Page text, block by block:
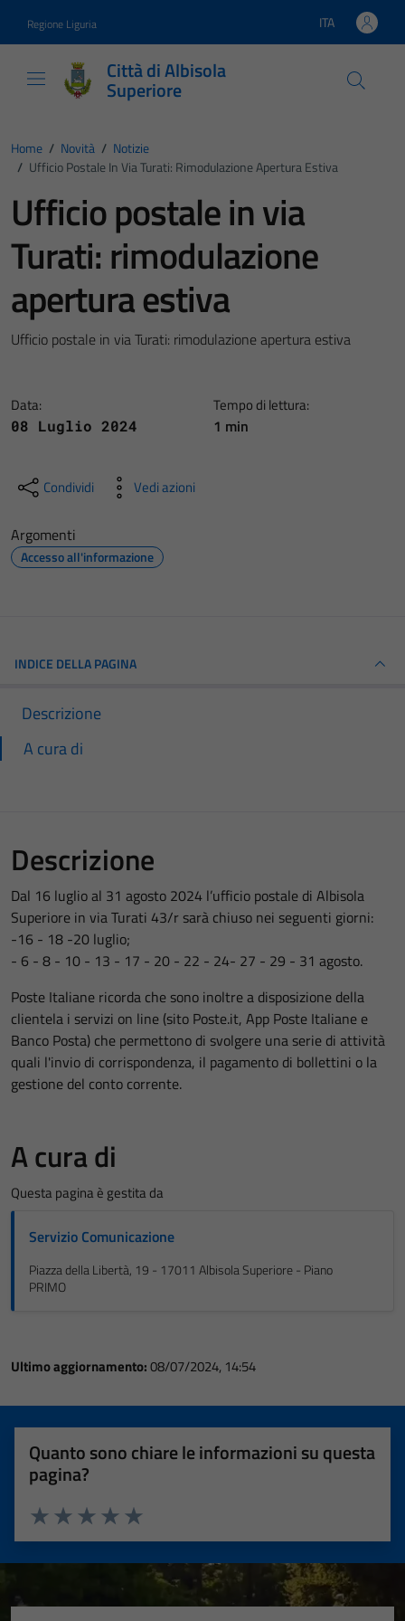
Regione Liguria Lingua attiva:
ITA
Città di Albisola
Superiore
Home / Novità / Notizie
/ Ufficio Postale In Via Turati: Rimodulazione Apertura Estiva
Ufficio postale in via
Turati: rimodulazione
apertura estiva
Ufficio postale in via Turati: rimodulazione apertura estiva
Data:
08 Luglio 2024
Tempo di lettura:
1 min
Condividi Vedi azioni
Argomenti
Accesso all'informazione
INDICE DELLA PAGINA
Descrizione
A cura di
Descrizione
Dal 16 luglio al 31 agosto 2024 l’ufficio postale di Albisola
Superiore in via Turati 43/r sarà chiuso nei seguenti giorni:
-16 - 18 -20 luglio;
- 6 - 8 - 10 - 13 - 17 - 20 - 22 - 24- 27 - 29 - 31 agosto.
Poste Italiane ricorda che sono inoltre a disposizione della
clientela i servizi on line (sito Poste.it, App Poste Italiane e
Banco Posta) che permettono di svolgere una serie di attività
quali l'invio di corrispondenza, il pagamento di bollettini o la
gestione del conto corrente.
A cura di
Questa pagina è gestita da
Servizio Comunicazione
Piazza della Libertà, 19 - 17011 Albisola Superiore - Piano
PRIMO
Ultimo aggiornamento:08/07/2024, 14:54
Quanto sono chiare le informazioni su questa
pagina?
Valuta 5 stelle su 5
Valuta 4 stelle su 5
Valuta 3 stelle su 5
Valuta 2 stelle su 5
Valuta 1 stelle su 5